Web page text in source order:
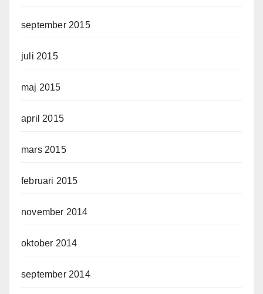
september 2015
juli 2015
maj 2015
april 2015
mars 2015
februari 2015
november 2014
oktober 2014
september 2014